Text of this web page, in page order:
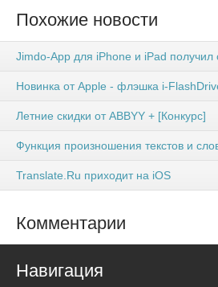
Похожие новости
Jimdo-App для iPhone и iPad получил
Новинка от Apple - флэшка i-
Летние скидки от ABBYY + [Конкурс]
Функция произношения текстов и
Translate.Ru приходит на iOS
Комментарии
Навигация